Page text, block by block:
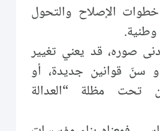
الإصلاح والتحول
صوره، قد يعني تغيير
سنّ قوانين جديدة، أو
تحت مظلة “العدالة